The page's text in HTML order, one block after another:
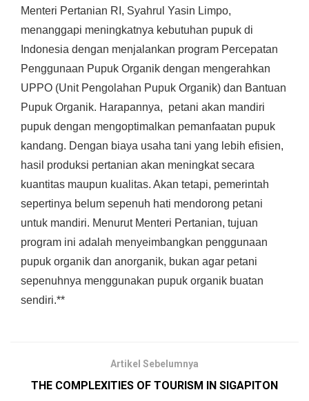
Menteri Pertanian RI, Syahrul Yasin Limpo,
menanggapi meningkatnya kebutuhan pupuk di
Indonesia dengan menjalankan program Percepatan
Penggunaan Pupuk Organik dengan mengerahkan
UPPO (Unit Pengolahan Pupuk Organik) dan Bantuan
Pupuk Organik. Harapannya, petani akan mandiri
pupuk dengan mengoptimalkan pemanfaatan pupuk
kandang. Dengan biaya usaha tani yang lebih efisien,
hasil produksi pertanian akan meningkat secara
kuantitas maupun kualitas. Akan tetapi, pemerintah
sepertinya belum sepenuh hati mendorong petani
untuk mandiri. Menurut Menteri Pertanian, tujuan
program ini adalah menyeimbangkan penggunaan
pupuk organik dan anorganik, bukan agar petani
sepenuhnya menggunakan pupuk organik buatan
sendiri.**
Artikel Sebelumnya
THE COMPLEXITIES OF TOURISM IN SIGAPITON